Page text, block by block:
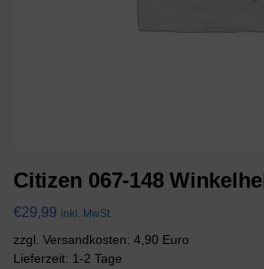
Citizen 067-148
€29,99 inkl. MwSt.
zzgl. Versandkosten: 4,90 Euro
Lieferzeit: 1-2 Tage